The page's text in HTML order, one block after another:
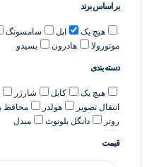
بر اساس برند
هیچ یک اپل سامسونگ
موتورولا
هادرون یسیدو
دسته بندی
هیچ یک کابل شارژر
انتقال تصویر
هولدر محافظ
روتر
دانگل بلوتوث مبدل
قیمت